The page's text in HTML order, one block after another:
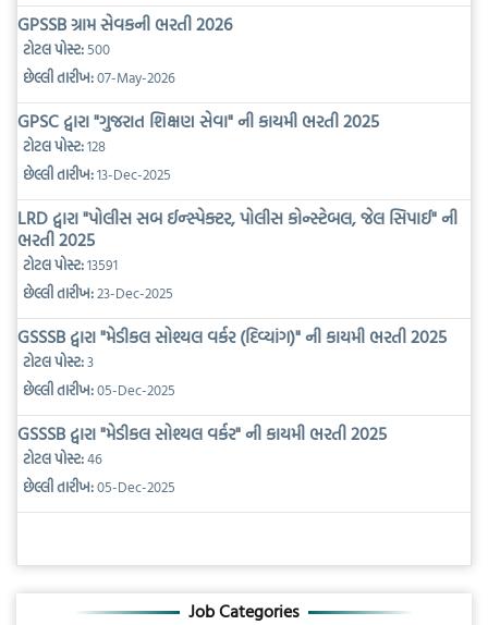
GPSSB ગ્રામ સેવકની ભરતી 2026
ટોટલ પોસ્ટ:500
છેલ્લી તારીખ:07-May-2026
GPSC દ્વારા "ગુજરાત શિક્ષણ સેવા" ની કાયમી ભરતી 2025
ટોટલ પોસ્ટ:128
છેલ્લી તારીખ:13-Dec-2025
LRD દ્વારા "પોલીસ સબ ઈન્સ્પેક્ટર, પોલીસ કોન્સ્ટેબલ, જેલ સિપાઈ" ની
ભરતી 2025
ટોટલ પોસ્ટ:13591
છેલ્લી તારીખ:23-Dec-2025
GSSSB દ્વારા "મેડીકલ સોશ્યલ વર્કર (દિવ્યાંગ)" ની કાયમી ભરતી 2025
ટોટલ પોસ્ટ:3
છેલ્લી તારીખ:05-Dec-2025
GSSSB દ્વારા "મેડીકલ સોશ્યલ વર્કર" ની કાયમી ભરતી 2025
ટોટલ પોસ્ટ:46
છેલ્લી તારીખ:05-Dec-2025
Job Categories